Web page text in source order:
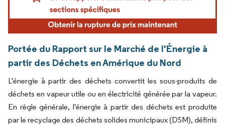
Portée du Rapport sur le Marché de l'Énergie à
partir des Déchets en Amérique du Nord
L'énergie à partir des déchets convertit les sous-produits de
déchets en vapeur utile ou en électricité générée par la vapeur.
En règle générale, l'énergie à partir des déchets est produite
par le recyclage des déchets solides municipaux (DSM), définis